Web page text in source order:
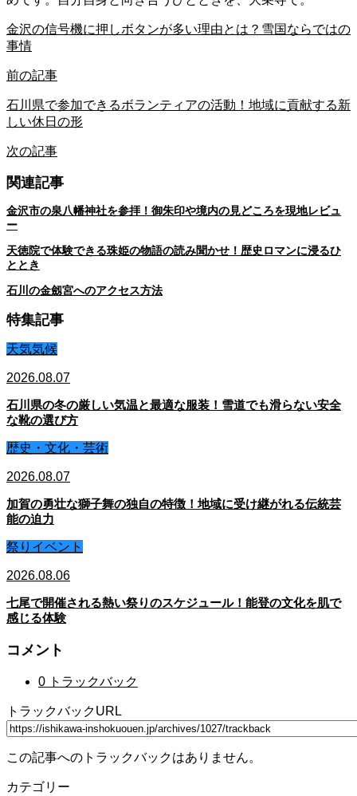
金沢の信号機に押しボタンが多い理由とは？雪国ならではの
事情
前の記事
石川県で参加できるボランティアの活動！地域に貢献する新
しい休日の形
次の記事
関連記事
金沢市の泉八幡神社を参拝！御朱印や境内の見どころを現地レビュ
ー
天徳院で体験できる珠姫の物語の読み聞かせ！歴史ロマンに浸るひ
ととき
石川の金劔宮へのアクセス方法
特集記事
天気気候
2026.08.07
石川県の冬の厳しい気温と最適な服装！雪道でも滑らない安全
な靴の選び方
歴史・文化・芸術
2026.08.07
加賀の勇壮な獅子舞の独自の特徴！地域に受け継がれる伝統芸
能の迫力
祭りイベント
2026.08.06
七尾で開催される熱い祭りのスケジュール！能登の文化を肌で
感じる体験
コメント
0 トラックバック
トラックバックURL
この記事へのトラックバックはありません。
カテゴリー